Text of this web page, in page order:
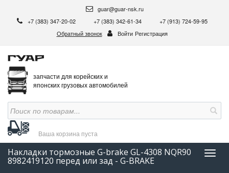
guar@guar-nsk.ru
+7 (383) 347-20-02
+7 (383) 342-61-34
+7 (913) 724-59-95
Обратный звонок
Войти Регистрация
запчасти для корейских и
японских грузовых автомобилей
Ваша корзина пуста
Накладки тормозные G-brake GL-4308 NQR90
8982419120 перед или зад - G-BRAKE